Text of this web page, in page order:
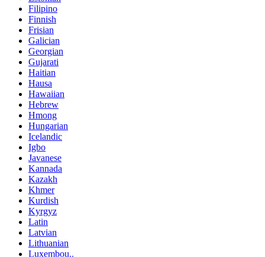
Filipino
Finnish
Frisian
Galician
Georgian
Gujarati
Haitian
Hausa
Hawaiian
Hebrew
Hmong
Hungarian
Icelandic
Igbo
Javanese
Kannada
Kazakh
Khmer
Kurdish
Kyrgyz
Latin
Latvian
Lithuanian
Luxembou..